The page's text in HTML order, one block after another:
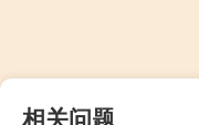
相关问题